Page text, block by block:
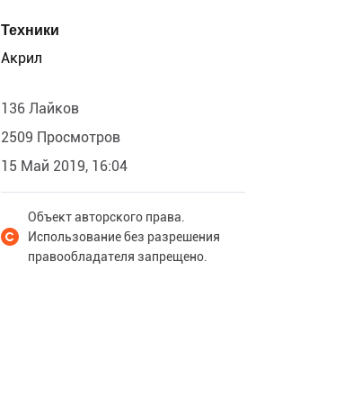
Техники
Акрил
136 Лайков
2509 Просмотров
15 Май 2019, 16:04
Объект авторского права.
Использование без разрешения
правообладателя запрещено.